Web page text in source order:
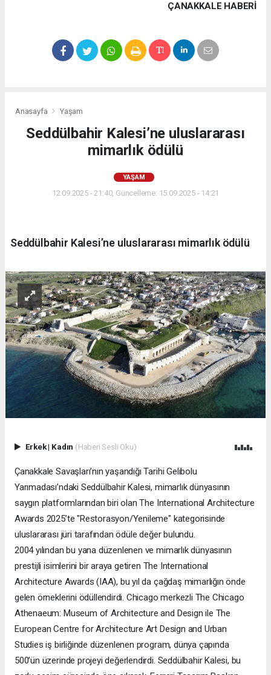
ÇANAKKALE HABERİ
Anasayfa Yaşam
Seddülbahir Kalesi’ne uluslararası
mimarlık ödülü
YAŞAM
12.09.2025 - 21:40, Güncelleme: 15.09.2025 - 14:21
Seddülbahir Kalesi’ne uluslararası mimarlık ödülü
Erkek| Kadın (Haberi Sesli Oku)
Çanakkale Savaşları’nın yaşandığı Tarihi Gelibolu
Yarımadası’ndaki Seddülbahir Kalesi, mimarlık dünyasının
saygın platformlarından biri olan The International Architecture
Awards 2025’te "Restorasyon/Yenileme" kategorisinde
uluslararası jüri tarafından ödüle değer bulundu.
2004 yılından bu yana düzenlenen ve mimarlık dünyasının
prestijli isimlerini bir araya getiren The International
Architecture Awards (IAA), bu yıl da çağdaş mimarlığın önde
gelen örneklerini ödüllendirdi. Chicago merkezli The Chicago
Athenaeum: Museum of Architecture and Design ile The
European Centre for Architecture Art Design and Urban
Studies iş birliğinde düzenlenen program, dünya çapında
500’ün üzerinde projeyi değerlendirdi. Seddülbahir Kalesi, bu